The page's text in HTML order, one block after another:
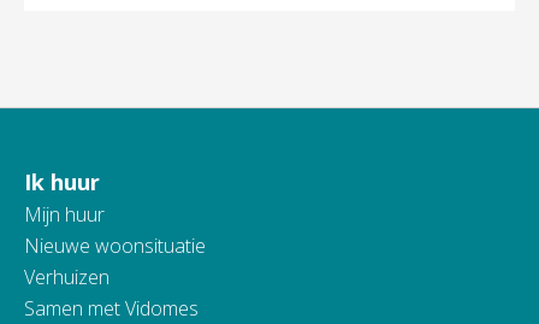
Contactinformatie
Ik huur
Mijn huur
Nieuwe woonsituatie
Verhuizen
Samen met Vidomes